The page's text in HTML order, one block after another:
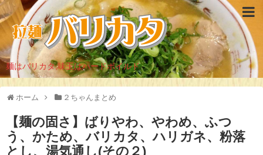
麺はバリカタ,味玉はハードボイルド
ホーム ２ちゃんまとめ
【麺の固さ】ばりやわ、やわめ、ふつ
う、かため、バリカタ、ハリガネ、粉落
とし、湯気通し(その２)